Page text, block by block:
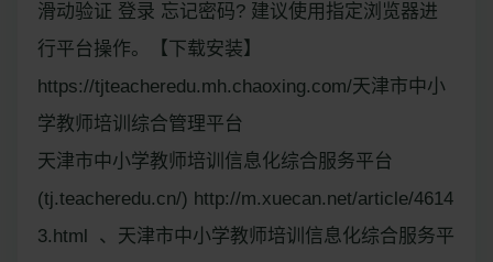
滑动验证 登录 忘记密码? 建议使用指定浏览器进
行平台操作。【下载安装】
https://tjteacheredu.mh.chaoxing.com/天津市中小
学教师培训综合管理平台
天津市中小学教师培训信息化综合服务平台
(tj.teacheredu.cn/) http://m.xuecan.net/article/4614
3.html 、天津市中小学教师培训信息化综合服务平